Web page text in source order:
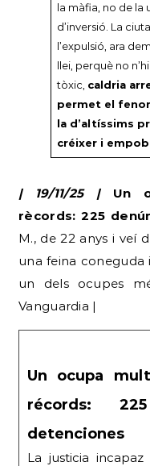
la màfia, no de la
d’inversió. La
l’expulsió, ara
llei, perquè no
tòxic, caldria
permet el
la d’altíssims
créixer i
| 19/11/25 |Un
rècords: 225
M., de 22 anys i veí
una feina coneguda
un dels ocupes
Vanguardia |
Un ocupa
récords:
detenciones
La justicia